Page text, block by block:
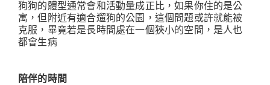
狗狗的體型通常會和活動量成正比，如果你住的是公
寓，但附近有適合遛狗的公園，這個問題或許就能被
克服，畢竟若是長時間處在一個狹小的空間，是人也
都會生病
陪伴的時間